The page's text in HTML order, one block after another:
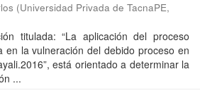
(Universidad Privada de TacnaPE,
titulada: “La aplicación del proceso
en la vulneración del debido proceso en
está orientado a determinar la
...